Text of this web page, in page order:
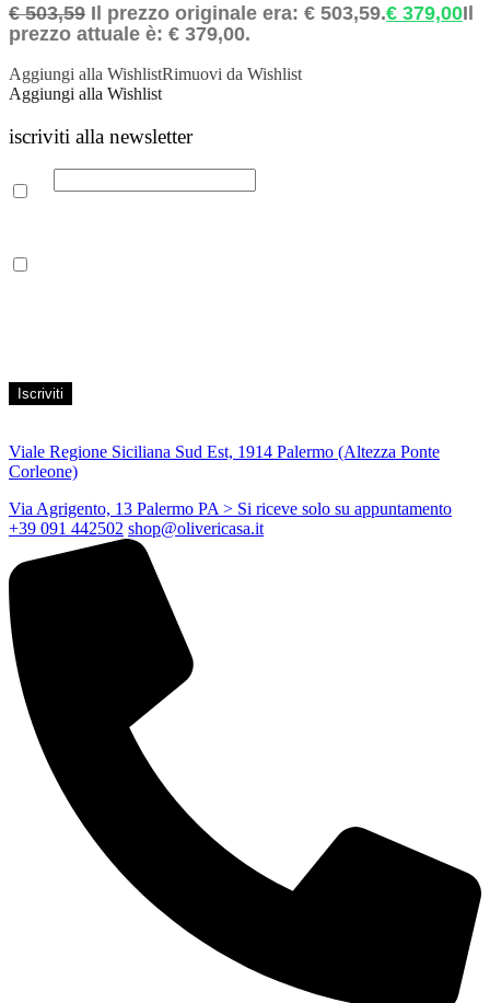
€503,59 Il prezzo originale era: € 503,59.€ 379,00Il
prezzo attuale è: € 379,00.
Aggiungi alla WishlistRimuovi da Wishlist
Aggiungi alla Wishlist
iscriviti alla newsletter
Viale Regione Siciliana Sud Est, 1914 Palermo (Altezza Ponte
Corleone)
Via Agrigento, 13 Palermo PA > Si riceve solo su appuntamento
+39 091 442502 shop@olivericasa.it